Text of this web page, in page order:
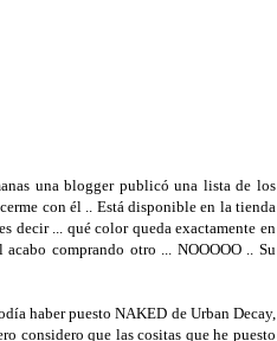
una blogger publicó una lista de los
con él .. Está disponible en la tienda
decir ... qué color queda exactamente en
comprando otro ... NOOOOO .. Su
haber puesto NAKED de Urban Decay,
considero que las cositas que he puesto